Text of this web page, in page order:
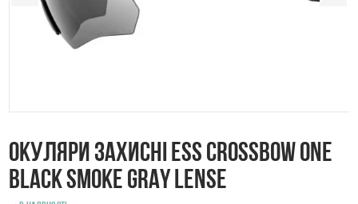
Окуляри захисні ESS Crossbow One
Black Smoke Gray Lense